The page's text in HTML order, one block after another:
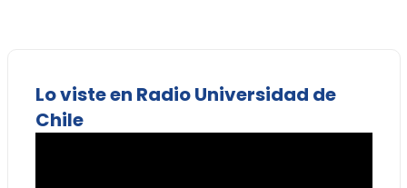
Lo viste en Radio Universidad de
Chile